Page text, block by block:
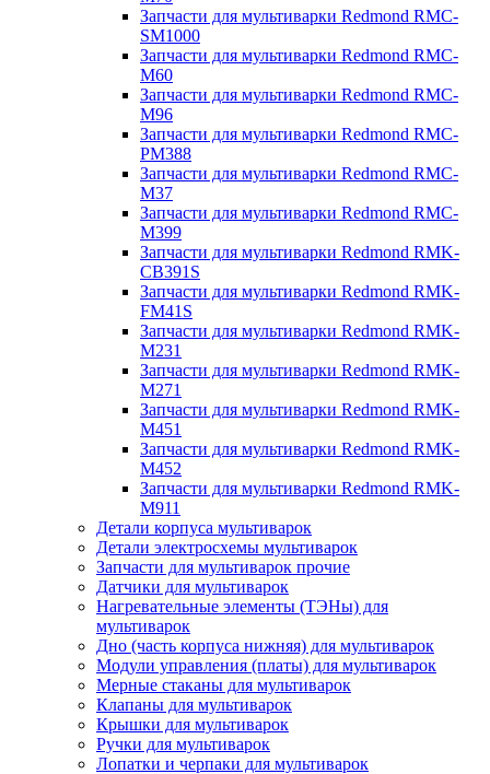
Запчасти для мультиварки Redmond RMC-
SM1000
Запчасти для мультиварки Redmond RMC-
M60
Запчасти для мультиварки Redmond RMC-
M96
Запчасти для мультиварки Redmond RMC-
PM388
Запчасти для мультиварки Redmond RMC-
M37
Запчасти для мультиварки Redmond RMC-
M399
Запчасти для мультиварки Redmond RMK-
CB391S
Запчасти для мультиварки Redmond RMK-
FM41S
Запчасти для мультиварки Redmond RMK-
M231
Запчасти для мультиварки Redmond RMK-
M271
Запчасти для мультиварки Redmond RMK-
M451
Запчасти для мультиварки Redmond RMK-
M452
Запчасти для мультиварки Redmond RMK-
M911
Детали корпуса мультиварок
Детали электросхемы мультиварок
Запчасти для мультиварок прочие
Датчики для мультиварок
Нагревательные элементы (ТЭНы) для
мультиварок
Дно (часть корпуса нижняя) для мультиварок
Модули управления (платы) для мультиварок
Мерные стаканы для мультиварок
Клапаны для мультиварок
Крышки для мультиварок
Ручки для мультиварок
Лопатки и черпаки для мультиварок